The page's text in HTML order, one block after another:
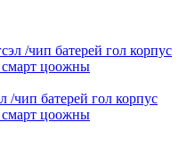
/чип батерей гол корпус
смарт цоожны